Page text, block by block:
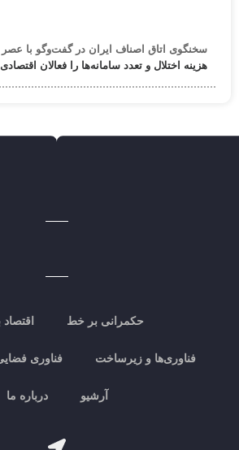
سخنگوی اتاق اصناف ایران در گفت‌وگو با عصر
هزینه اختلال و تعدد سامانه‌ها را فعالان
حکمرانی بر خط
فناوری‌ها و زیرساخت فناوری
آرشیو درباره ما